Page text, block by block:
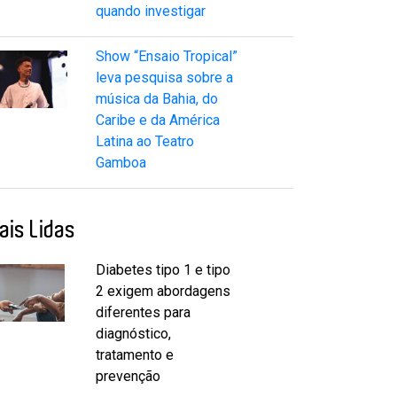
quando investigar
Show “Ensaio Tropical”
leva pesquisa sobre a
música da Bahia, do
Caribe e da América
Latina ao Teatro
Gamboa
Lidas
Diabetes tipo 1 e tipo
2 exigem abordagens
diferentes para
diagnóstico,
tratamento e
prevenção